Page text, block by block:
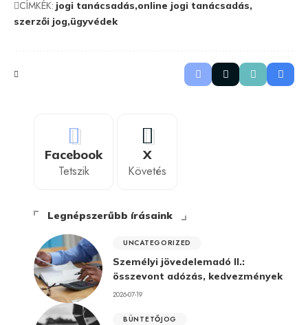
CÍMKÉK: jogi tanácsadás online jogi tanácsadás
szerzői jog ügyvédek
Facebook
Tetszik
X
Követés
Legnépszerűbb írásaink
UNCATEGORIZED
Személyi jövedelemadó II.:
összevont adózás, kedvezmények
2026-07-19
BÜNTETŐJOG